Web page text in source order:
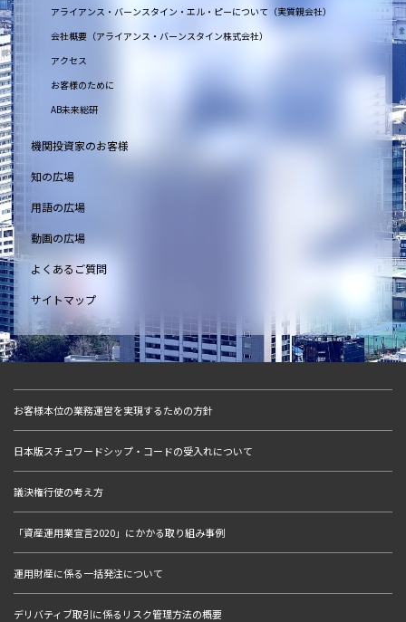
アライアンス・バーンスタイン・エル・ピーについて（実質親会社）
会社概要（アライアンス・バーンスタイン株式会社）
アクセス
お客様のために
AB未来総研
機関投資家のお客様
知の広場
用語の広場
動画の広場
よくあるご質問
サイトマップ
お客様本位の業務運営を実現するための方針
日本版スチュワードシップ・コードの受入れについて
議決権行使の考え方
「資産運用業宣言2020」にかかる取り組み事例
運用財産に係る一括発注について
デリバティブ取引に係るリスク管理方法の概要